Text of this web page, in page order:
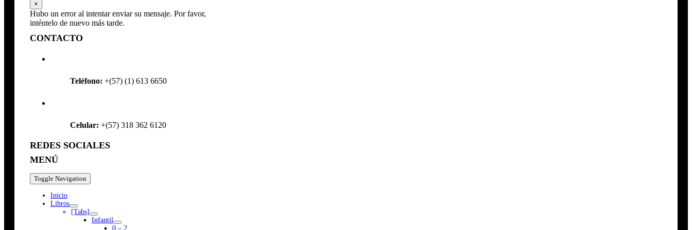
×
Hubo un error al intentar enviar su mensaje. Por favor,
inténtelo de nuevo más tarde.
CONTACTO
Teléfono: +(57) (1) 613 6650
Celular: +(57) 318 362 6120
REDES SOCIALES
MENÚ
Toggle Navigation
Inicio
Libros
[Tabs]
Infantil
0 – 2